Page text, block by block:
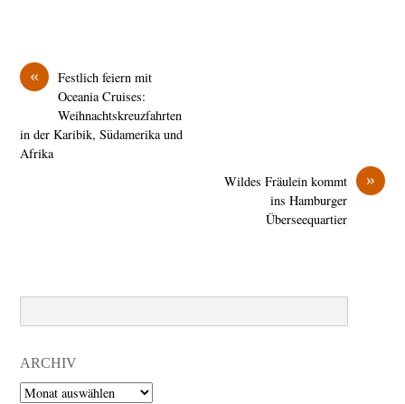
«
Festlich feiern mit
Oceania Cruises:
Weihnachtskreuzfahrten
in der Karibik, Südamerika und
Afrika
»
Wildes Fräulein kommt
ins Hamburger
Überseequartier
ARCHIV
Archiv